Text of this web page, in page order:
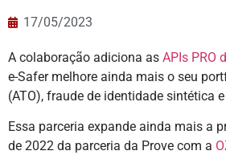
17/05/2023
A colaboração adiciona as APIs PRO
e-Safer melhore ainda mais o seu
(ATO), fraude de identidade sintética
Essa parceria expande ainda mais a
de 2022 da parceria da Prove com a